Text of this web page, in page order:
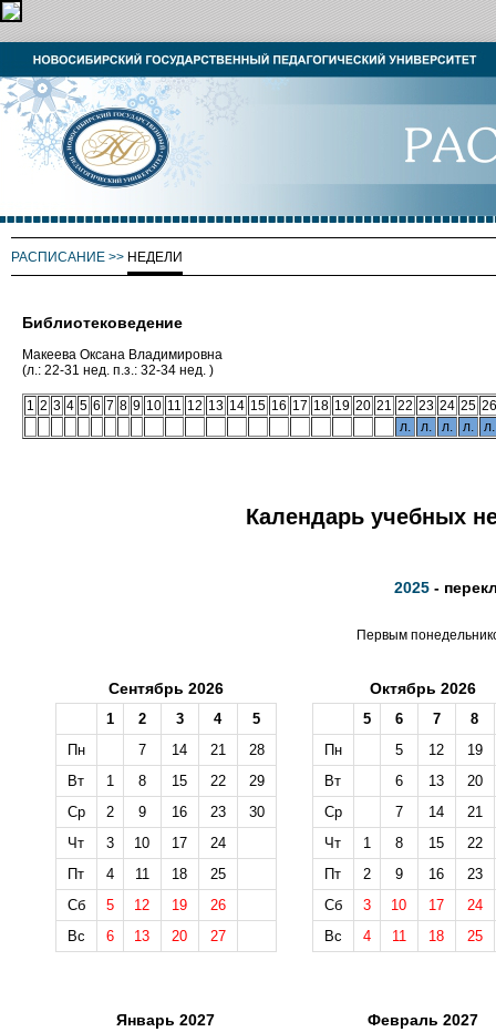
РАСПИСАНИЕ >> НЕДЕЛИ
Библиотековедение
Макеева Оксана Владимировна
(л.: 22-31 нед. п.з.: 32-34 нед. )
1 2 3 4 5 6 7 8 9 10 11 12 13 14 15 16 17 18 19 20 21 22 23 24 25 26
л.
л. л. л. л.
Календарь учебных
2025 -
Первым
Сентябрь 2026
1 2 3 4
5
Пн
7 14 21
28
Вт
1 8 15 22
29
Ср
2 9 16 23
30
Чт
3 10 17
24
Пт
4 11 18
25
Сб
5 12 19
26
Вс
6 13 20 27
Октябрь 2026
5 6 7
8
Пн
5 12
19
Вт
6 13
20
Ср
7 14
21
Чт
1 8 15
22
Пт
2 9 16
23
Сб
3 10 17
24
Вс
4 11 18 25
Январь 2027 Февраль 2027